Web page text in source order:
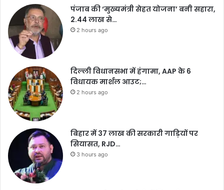
पंजाब की ‘मुख्यमंत्री सेहत योजना’ बनी सहारा,
2.44 लाख से…
2 hours ago
दिल्ली विधानसभा में हंगामा, AAP के 6
विधायक मार्शल आउट;…
2 hours ago
बिहार में 37 लाख की सरकारी गाड़ियों पर
सियासत, RJD…
3 hours ago